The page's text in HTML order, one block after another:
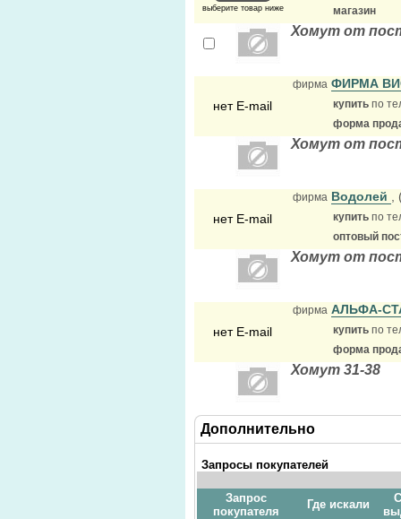
выберите товар ниже
магазин
Хомут от
нет E-mail
фирма ФИРМА
купить по
форма
Хомут от
нет E-mail
фирма Водолей
купить по
оптовый
Хомут от
нет E-mail
фирма АЛЬФА-
купить по
форма
Хомут 31-38
Дополнительно
Запросы покупателей
Запрос
покупателя
Где искали